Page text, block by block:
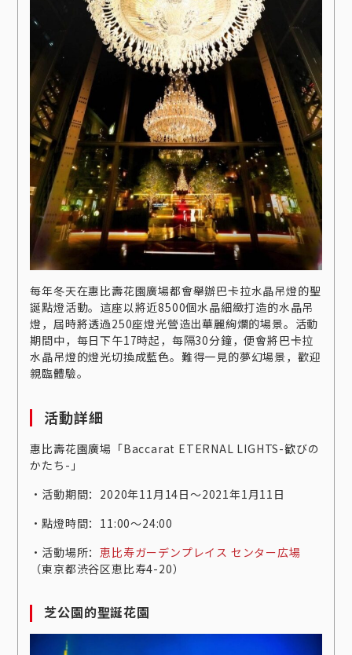
每年冬天在惠比壽花園廣場都會舉辦巴卡拉水晶吊燈的聖
誕點燈活動。這座以將近8500個水晶細緻打造的水晶吊
燈，屆時將透過250座燈光營造出華麗絢爛的場景。活動
期間中，每日下午17時起，每隔30分鐘，便會將巴卡拉
水晶吊燈的燈光切換成藍色。難得一見的夢幻場景，歡迎
親臨體驗。
活動詳細
惠比壽花園廣場「Baccarat ETERNAL LIGHTS-歓びの
かたち-」
‧活動期間：2020年11月14日～2021年1月11日
‧點燈時間：11:00～24:00
‧活動場所：恵比寿ガーデンプレイス センター広場
（東京都渋谷区恵比寿4-20）
芝公園的聖誕花園